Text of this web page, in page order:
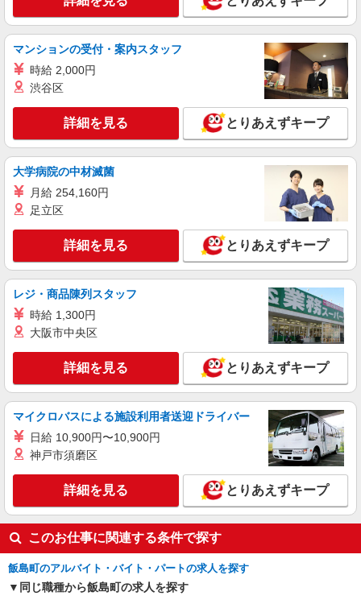
マンションの受付・案内スタッフ
時給 2,000円
渋谷区
詳細を見る とりあえずキープ
大学病院の中材滅菌
月給 254,160円
足立区
詳細を見る とりあえずキープ
レジ・商品陳列スタッフ
時給 1,300円
大阪市中央区
詳細を見る とりあえずキープ
マイクロバスによる施設利用者送迎ドライバー
日給 10,900円〜10,900円
神戸市須磨区
詳細を見る とりあえずキープ
このお仕事に関連する条件で探す
飯島町のアルバイト・バイト・パートの求人を探す
同じ職種から飯島町の求人を探す